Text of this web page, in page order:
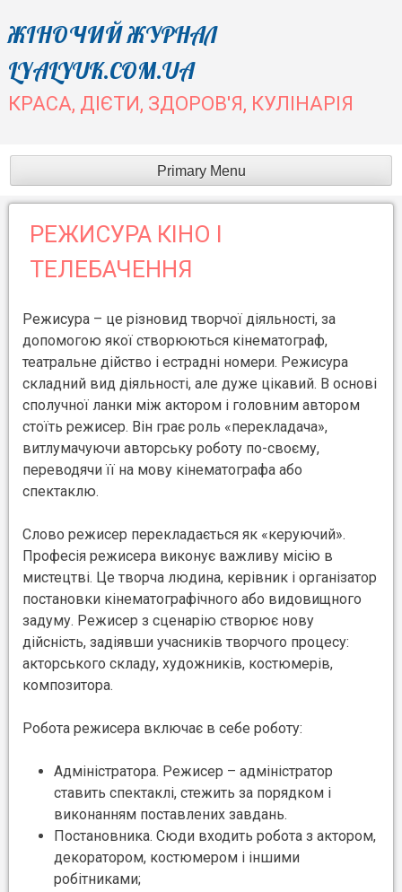
Skip
content
ЖІНОЧИЙ ЖУРНАЛ
LYALYUK.COM.UA
КРАСА, ДІЄТИ, ЗДОРОВ'Я, КУЛІНАРІЯ
Primary Menu
РЕЖИСУРА КІНО І
ТЕЛЕБАЧЕННЯ
Режисура – це різновид творчої діяльності, за
допомогою якої створюються кінематограф,
театральне дійство і естрадні номери. Режисура
складний вид діяльності, але дуже цікавий. В основі
сполучної ланки між актором і головним автором
стоїть режисер. Він грає роль «перекладача»,
витлумачуючи авторську роботу по-своєму,
переводячи її на мову кінематографа або
спектаклю.
Слово режисер перекладається як «керуючий».
Професія режисера виконує важливу місію в
мистецтві. Це творча людина, керівник і організатор
постановки кінематографічного або видовищного
задуму. Режисер з сценарію створює нову
дійсність, задіявши учасників творчого процесу:
акторського складу, художників, костюмерів,
композитора.
Робота режисера включає в себе роботу:
Адміністратора. Режисер – адміністратор
ставить спектаклі, стежить за порядком і
виконанням поставлених завдань.
Постановника. Сюди входить робота з актором,
декоратором, костюмером і іншими
робітниками;